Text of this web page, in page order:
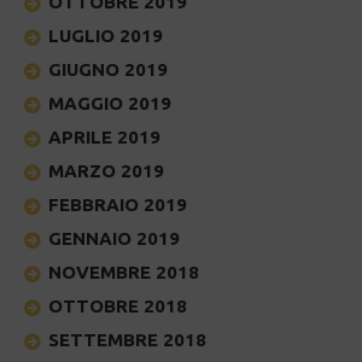
LUGLIO 2019
GIUGNO 2019
MAGGIO 2019
APRILE 2019
MARZO 2019
FEBBRAIO 2019
GENNAIO 2019
NOVEMBRE 2018
OTTOBRE 2018
SETTEMBRE 2018